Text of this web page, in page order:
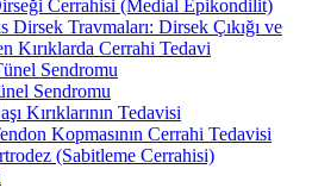
Cerrahisi (Medial Epikondilit)
Dirsek Travmaları: Dirsek Çıkığı ve
Kırıklarda Cerrahi Tedavi
Sendromu
Sendromu
Kırıklarının Tedavisi
Kopmasının Cerrahi Tedavisi
(Sabitleme Cerrahisi)